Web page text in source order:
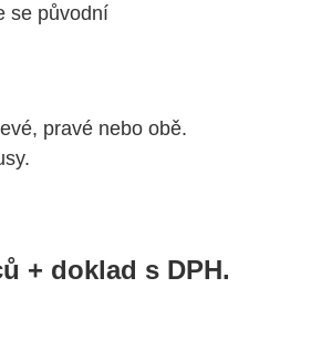
se původní
pravé nebo obě.
+ doklad s DPH.